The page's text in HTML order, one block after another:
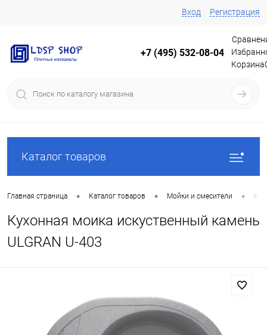
Вход Регистрация
+7 (495) 532-08-04
Корзина
Каталог товаров
Главная страница • Каталог товаров • Мойки и смесители •
Кухонная моика искуственный камень
ULGRAN U-403